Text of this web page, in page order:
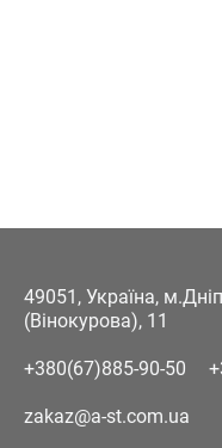
49051, Україна,
(Вінокурова), 11
+380(67)885-90-50
zakaz@a-st.com.ua